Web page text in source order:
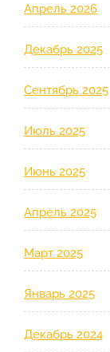
Апрель 2026
Декабрь 2025
Сентябрь 2025
Июль 2025
Июнь 2025
Апрель 2025
Март 2025
Январь 2025
Декабрь 2024